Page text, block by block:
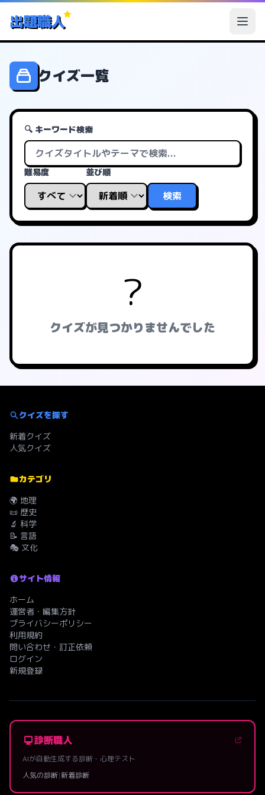
出題職人
クイズ一覧
🔍 キーワード検索
難易度 並び順
検索
?
クイズが見つかりませんでした
クイズを探す
新着クイズ
人気クイズ
カテゴリ
🌍 地理
📜 歴史
🔬 科学
📝 言語
🎭 文化
サイト情報
ホーム
運営者・編集方針
プライバシーポリシー
利用規約
問い合わせ・訂正依頼
ログイン
新規登録
診断職人
AIが自動生成する診断・心理テスト
人気の診断|新着診断